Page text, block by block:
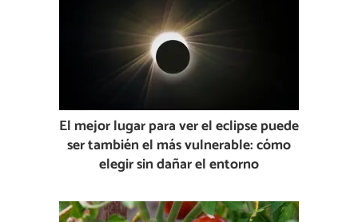
El mejor lugar para ver el eclipse puede
ser también el más vulnerable: cómo
elegir sin dañar el entorno